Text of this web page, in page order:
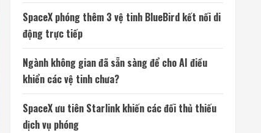
SpaceX phóng thêm 3 vệ tinh BlueBird kết nối di
động trực tiếp
Ngành không gian đã sẵn sàng để cho AI điều
khiển các vệ tinh chưa?
SpaceX ưu tiên Starlink khiến các đối thủ thiếu
dịch vụ phóng